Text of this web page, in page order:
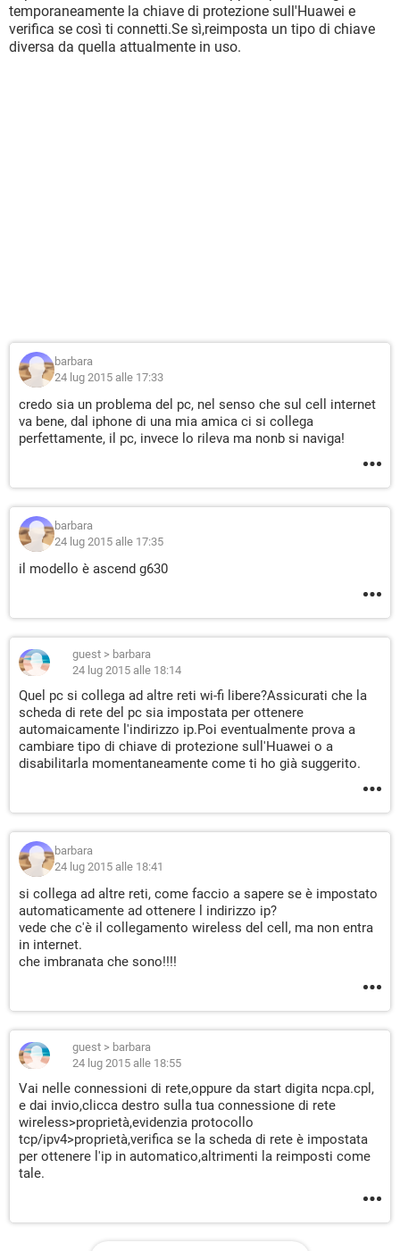
temporaneamente la chiave di protezione sull'Huawei e
verifica se così ti connetti.Se sì,reimposta un tipo di chiave
diversa da quella attualmente in uso.
barbara
24 lug 2015 alle 17:33
credo sia un problema del pc, nel senso che sul cell internet
va bene, dal iphone di una mia amica ci si collega
perfettamente, il pc, invece lo rileva ma nonb si naviga!
barbara
24 lug 2015 alle 17:35
il modello è ascend g630
guest > barbara
24 lug 2015 alle 18:14
Quel pc si collega ad altre reti wi-fi libere?Assicurati che la
scheda di rete del pc sia impostata per ottenere
automaicamente l'indirizzo ip.Poi eventualmente prova a
cambiare tipo di chiave di protezione sull'Huawei o a
disabilitarla momentaneamente come ti ho già suggerito.
barbara
24 lug 2015 alle 18:41
si collega ad altre reti, come faccio a sapere se è impostato
automaticamente ad ottenere l indirizzo ip?
vede che c'è il collegamento wireless del cell, ma non entra
in internet.
che imbranata che sono!!!!
guest > barbara
24 lug 2015 alle 18:55
Vai nelle connessioni di rete,oppure da start digita ncpa.cpl,
e dai invio,clicca destro sulla tua connessione di rete
wireless>proprietà,evidenzia protocollo
tcp/ipv4>proprietà,verifica se la scheda di rete è impostata
per ottenere l'ip in automatico,altrimenti la reimposti come
tale.